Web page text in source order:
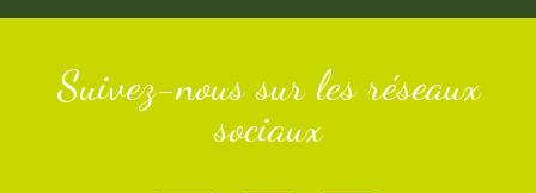
Suivez-nous sur les réseaux
sociaux